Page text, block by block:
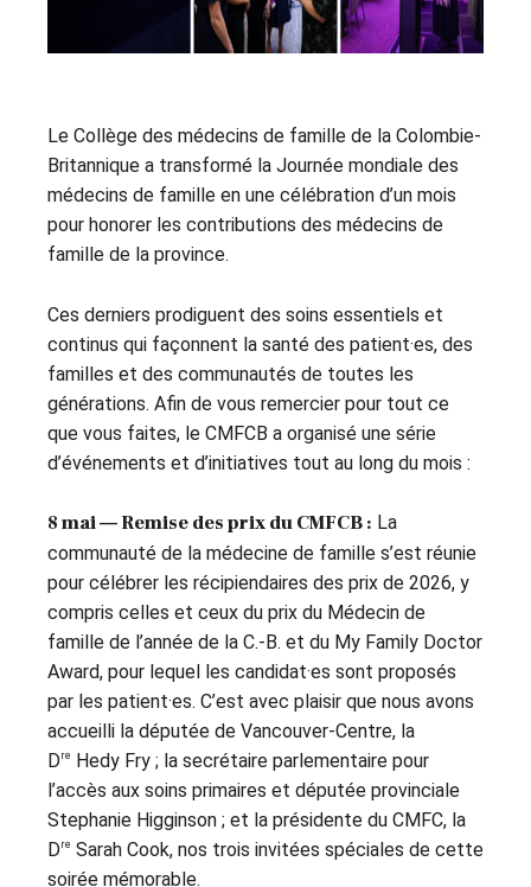
Le Collège des médecins de famille de la Colombie-
Britannique a transformé la Journée mondiale des
médecins de famille en une célébration d’un mois
pour honorer les contributions des médecins de
famille de la province.
Ces derniers prodiguent des soins essentiels et
continus qui façonnent la santé des patient·es, des
familles et des communautés de toutes les
générations. Afin de vous remercier pour tout ce
que vous faites, le CMFCB a organisé une série
d’événements et d’initiatives tout au long du mois :
8 mai — Remise des prix du CMFCB : La
communauté de la médecine de famille s’est réunie
pour célébrer les récipiendaires des prix de 2026, y
compris celles et ceux du prix du Médecin de
famille de l’année de la C.-B. et du My Family Doctor
Award, pour lequel les candidat·es sont proposés
par les patient·es. C’est avec plaisir que nous avons
accueilli la députée de Vancouver-Centre, la
Dre
Hedy Fry ; la secrétaire parlementaire pour
l’accès aux soins primaires et députée provinciale
Stephanie Higginson ; et la présidente du CMFC, la
Dre Sarah Cook, nos trois invitées spéciales de cette
soirée mémorable.